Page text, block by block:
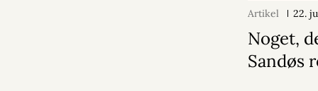
Artikel 22.
Noget,
Sandøs